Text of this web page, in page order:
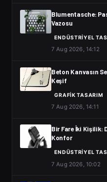
Blumentasche:
Vazosu
ENDÜSTRIYEL
7 Aug 2026, 14:12
Beton Kanvasın
Keşif
GRAFIK TASARIM
7 Aug 2026, 14:11
Bir Fare İki Kişilik:
Konfor
ENDÜSTRIYEL
7 Aug 2026, 10:02